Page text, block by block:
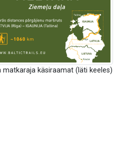
matkaraja käsiraamat (läti keeles)